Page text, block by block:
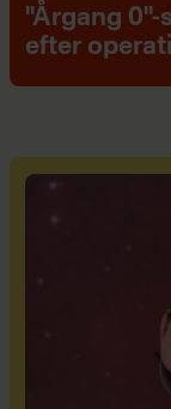
"Årgang
efter